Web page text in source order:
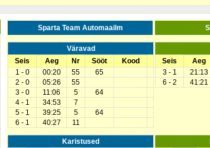
Sparta Team Automaailm
Väravad
Seis
Aeg Nr Sööt
Kood
1 - 0
00:20 55
65
2 - 0
05:26
55
3 - 0
11:06 5
64
4 - 1
34:53
7
5 - 1
39:25 5
64
6 - 1
40:27 11
Seis
Aeg
3 - 1
21:13
6 - 2
41:21
Karistused